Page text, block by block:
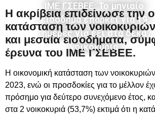
ΙΜΕ ΓΣΕΒΕΕ: Το μηνιαίο
εισόδημα επαρκεί για 19
ημέρες για έξι στα δέκα
νοικοκυριά
Η ακρίβεια επιδείνωσε την
κατάσταση των
και μεσαία εισοδήματα,
έρευνα του ΙΜΕ ΓΣΕΒΕΕ.
Η οικονομική κατάσταση των
2023, ενώ οι προσδοκίες για το μέλλον
πρόσημο για δεύτερο συνεχόμενο έτος,
στα 2 νοικοκυριά (53,7%) εκτιμά ότι η